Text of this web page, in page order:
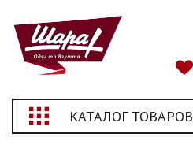
КАТАЛОГ ТОВАРОВ